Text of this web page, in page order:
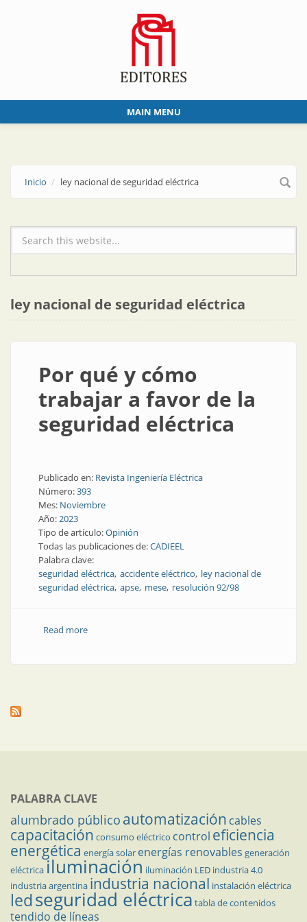
MAIN MENU
Inicio ley nacional de seguridad eléctrica
Formulario de búsqueda
ley nacional de seguridad eléctrica
Por qué y cómo
trabajar a favor de la
seguridad eléctrica
Publicado en: Revista Ingeniería Eléctrica
Número:393
Mes: Noviembre
Año:2023
Tipo de artículo:Opinión
Todas las publicaciones de:CADIEEL
Palabra clave:
seguridad eléctrica accidente eléctrico ley nacional de
seguridad eléctrica apse mese resolución 92/98
Read moreabout Por qué y cómo trabajar a favor de la seguridad
PALABRA CLAVE
alumbrado público automatización cables
capacitación consumo eléctrico control eficiencia
energética energía solar energías renovables generación
eléctricailuminación iluminación LED industria 4.0
industria argentina industria nacional instalación eléctrica
ledseguridad eléctrica tabla de contenidos
tendido de líneas